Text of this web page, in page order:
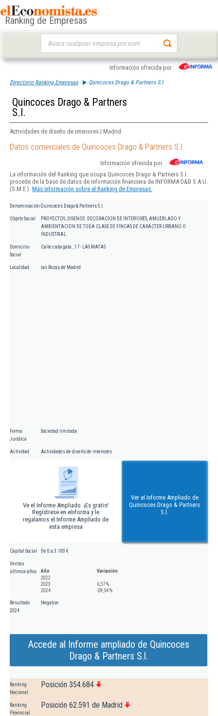
Ranking de Empresas
Información ofrecida por
Directorio Ranking Empresas Quincoces Drago & Partners S.l.
Quincoces Drago & Partners
S.l.
Actividades de diseño de interiores | Madrid
Datos comerciales de Quincoces Drago & Partners S.l.
Información ofrecida por
La información del Ranking que ocupa Quincoces Drago & Partners S.l.
procede de la base de datos de información financiera de INFORMA D&B S.A.U.
(S.M.E.). Más información sobre el Ranking de Empresas.
Denominación Quincoces Drago & Partners S.l.
Objeto Social
PROYECTOS, DISENOS. DECORACION DE INTERIORES, AMUEBLADO Y
AMBIENTACION DE TODA CLASE DE FINCAS DE CARACTER URBANO O
INDUSTRIAL.
Domicilio
Social
Calle cabo gata , 17 - LAS MATAS
Localidad las Rozas de Madrid
Forma
Jurídica
Sociedad limitada
Actividad Actividades de diseño de interiores
Ve el Informe Ampliado. ¡Es gratis!
Regístrese en eInforma y le
regalamos el Informe Ampliado de
esta empresa
Ver el Informe Ampliado de
Quincoces Drago & Partners
S.l.
Capital Social De 0 a 3.100 €
Ventas
últimos años
Año
Variación
2022
2023
6,57 %
2024
-28,54 %
Resultado
2024
Negativo
Accede al Informe ampliado de Quincoces
Drago & Partners S.l.
Ranking
Nacional
Posición 354.684
Ranking
Provincial
Posición 62.591 de Madrid